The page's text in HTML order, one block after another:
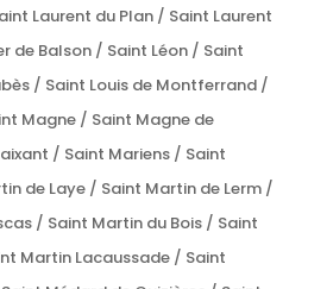
Laurent du Plan / Saint Laurent
de Balson / Saint Léon / Saint
/ Saint Louis de Montferrand /
Magne / Saint Magne de
/ Saint Mariens / Saint
de Laye / Saint Martin de Lerm /
/ Saint Martin du Bois / Saint
Martin Lacaussade / Saint